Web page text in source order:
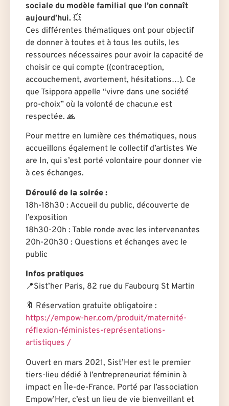
sociale du modèle familial que l’on connaît
aujourd’hui. 💥
Ces différentes thématiques ont pour objectif
de donner à toutes et à tous les outils, les
ressources nécessaires pour avoir la capacité de
choisir ce qui compte ((contraception,
accouchement, avortement, hésitations…). Ce
que Tsippora appelle “vivre dans une société
pro-choix” où la volonté de chacun.e est
respectée. 🙏
Pour mettre en lumière ces thématiques, nous
accueillons également le collectif d’artistes We
are In, qui s’est porté volontaire pour donner vie
à ces échanges.
Déroulé de la soirée :
18h-18h30 : Accueil du public, découverte de
l’exposition
18h30-20h : Table ronde avec les intervenantes
20h-20h30 : Questions et échanges avec le
public
Infos pratiques
📍Sist’her Paris, 82 rue du Faubourg St Martin
🔖 Réservation gratuite obligatoire :
https://empow-her.com/produit/maternité-
réflexion-féministes-représentations-
artistiques /
Ouvert en mars 2021, Sist’Her est le premier
tiers-lieu dédié à l’entrepreneuriat féminin à
impact en Île-de-France. Porté par l’association
Empow’Her, c’est un lieu de vie bienveillant et